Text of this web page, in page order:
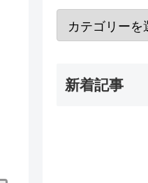
新着記事